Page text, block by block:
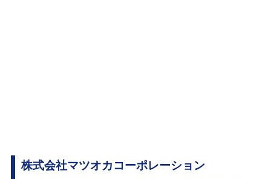
株式会社マツオカコーポレーション